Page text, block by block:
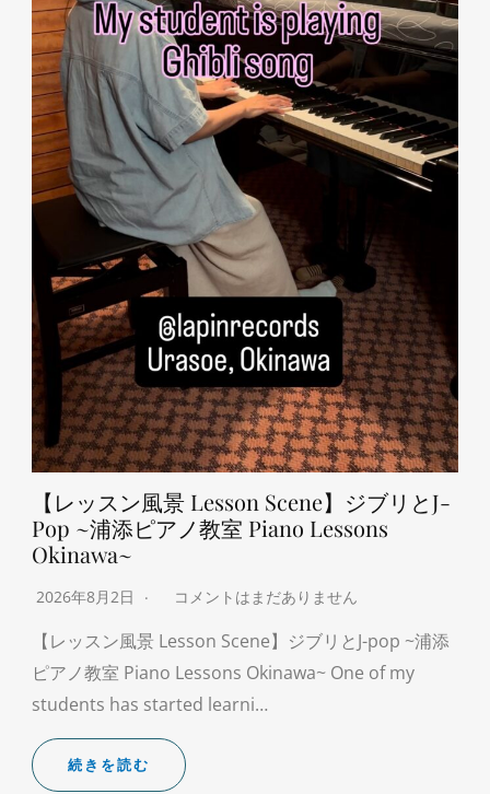
【レッスン風景 Lesson Scene】ジブリとJ-
Pop ~浦添ピアノ教室 Piano Lessons
Okinawa~
2026年8月2日 コメントはまだありません
【レッスン風景 Lesson Scene】ジブリとJ-pop ~浦添
ピアノ教室 Piano Lessons Okinawa~ One of my
students has started learni…
続きを読む